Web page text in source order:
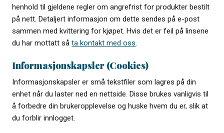
henhold til gjeldene regler om angrefrist for produkter bestilt
på nett. Detaljert informasjon om dette sendes på e-post
sammen med kvittering for kjøpet. Hvis det er feil på linsene
du har mottatt såta kontakt med oss.
Informasjonskapsler (Cookies)
Informasjonskapsler er små tekstfiler som lagres på din
enhet når du laster ned en nettside. Disse brukes vanligvis til
å forbedre din brukeropplevelse og huske hvem du er, slik at
du forblir innlogget.